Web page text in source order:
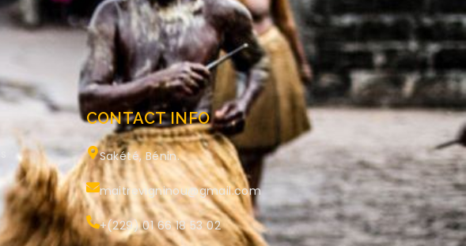
CONTACT INFO
Sakété, Bénin.
maitrevigninou@gmail.com
+(229) 01 66 18 53 02